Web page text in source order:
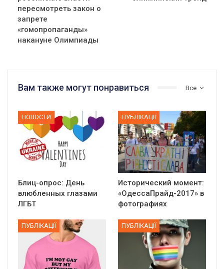
пересмотреть закон о
запрете
«гомопропаганды»
накануне Олимпиады
Все
Вам также могут понравиться
НОВОСТИ
Блиц-опрос: День
влюбленных глазами
ЛГБТ
ПУБЛІКАЦІЇ
Исторический момент:
«ОдессаПрайд-2017» в
фотографиях
ПУБЛІКАЦІЇ ПУБЛІКАЦІЇ